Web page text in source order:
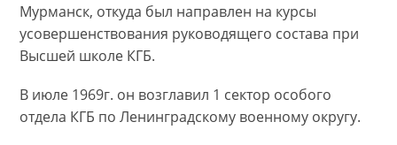
Мурманск, откуда был направлен на курсы
усовершенствования руководящего состава при
Высшей школе КГБ.
В июле 1969г. он возглавил 1 сектор особого
отдела КГБ по Ленинградскому военному округу.